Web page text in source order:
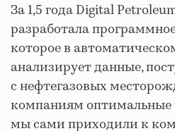
За 1,5 года Digital
разработала
которое в
анализирует данные,
с нефтегазовых
компаниям оптимальные
мы сами приходили к